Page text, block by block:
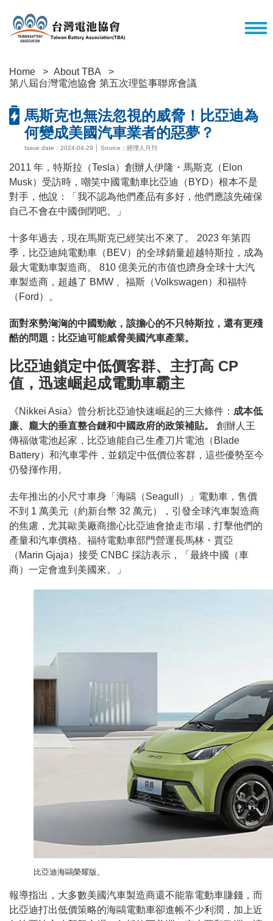
Home
About TBA
第八屆台灣電池協會 第五次理監事聯席會議
馬斯克也無法忽視的威脅！比亞迪為
何變成美國汽車業者的惡夢？
Issue date：2024-04-29 │ Source：經理人月刊
2011 年，特斯拉（Tesla）創辦人伊隆・馬斯克（Elon
Musk）受訪時，嘲笑中國電動車比亞迪（BYD）根本不是
對手，他說：「我不認為他們產品有多好，他們應該先確保
自己不會在中國倒閉吧。」
十多年過去，現在馬斯克已經笑出不來了。 2023 年第四
季，比亞迪純電動車（BEV）的全球銷量超越特斯拉，成為
最大電動車製造商。 810 億美元的市值也躋身全球十大汽
車製造商，超越了 BMW 、福斯（Volkswagen）和福特
（Ford）。
面對來勢洶洶的中國勁敵，該擔心的不只特斯拉，還有更殘
酷的問題：比亞迪可能威脅美國汽車產業。
比亞迪鎖定中低價客群、主打高 CP
值，迅速崛起成電動車霸主
《Nikkei Asia》曾分析比亞迪快速崛起的三大條件： 成本低
廉、龐大的垂直整合鏈和中國政府的政策補貼。
創辦人王
傳福做電池起家，比亞迪能自己生產刀片電池（Blade
Battery）和汽車零件，並鎖定中低價位客群，這些優勢至今
仍發揮作用。
去年推出的小尺寸車身「海鷗（Seagull）」電動車，售價
不到 1 萬美元（約新台幣 32 萬元），引發全球汽車製造商
的焦慮，尤其歐美廠商擔心比亞迪會搶走市場，打擊他們的
產量和汽車價格。福特電動車部門營運長馬林・賈亞
（Marin Gjaja）接受 CNBC 採訪表示，「最終中國（車
商）一定會進到美國來。」
比亞迪海鷗榮耀版。
報導指出，大多數美國汽車製造商還不能靠電動車賺錢，而
比亞迪打出低價策略的海鷗電動車卻進帳不少利潤，加上近